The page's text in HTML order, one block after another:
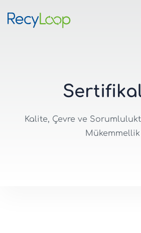
Sertifi ka
Kalite, Çevre ve
Mükemmellik